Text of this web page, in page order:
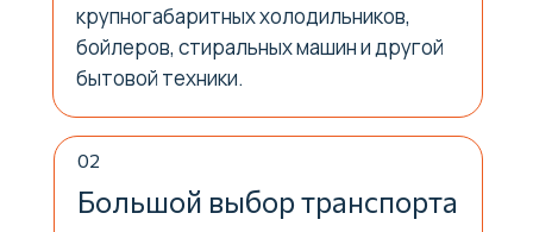
крупногабаритных холодильников,
бойлеров, стиральных машин и другой
бытовой техники.
Большой выбор транспорта
02